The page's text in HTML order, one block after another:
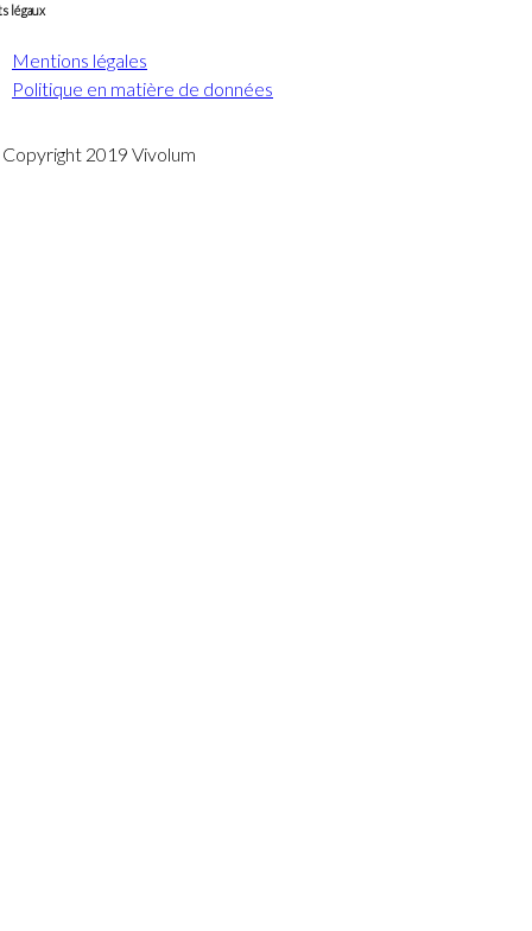
légaux
Mentions légales
Politique en matière de données
2019 Vivolum